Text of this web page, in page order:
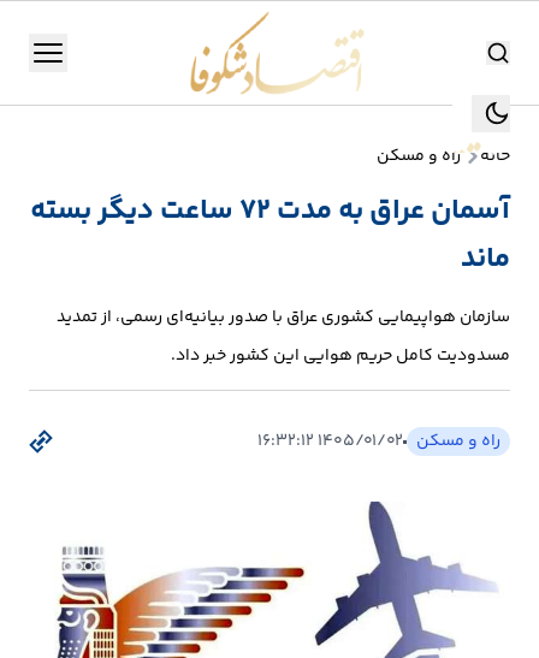
جستجو جستجو
منو
تولید
صنعت
انرژی
بانک،
بیمه
اقتصاد
خانه راه و مسکن
آسمان عراق به مدت ۷۲ ساعت دیگر بسته
ماند
سازمان هواپیمایی کشوری عراق با صدور بیانیه‌ای رسمی، از تمدید
مسدودیت کامل حریم هوایی این کشور خبر داد.
راه و مسکن ۱۴۰۵/۰۱/۰۲ ۱۶:۳۲:۱۲